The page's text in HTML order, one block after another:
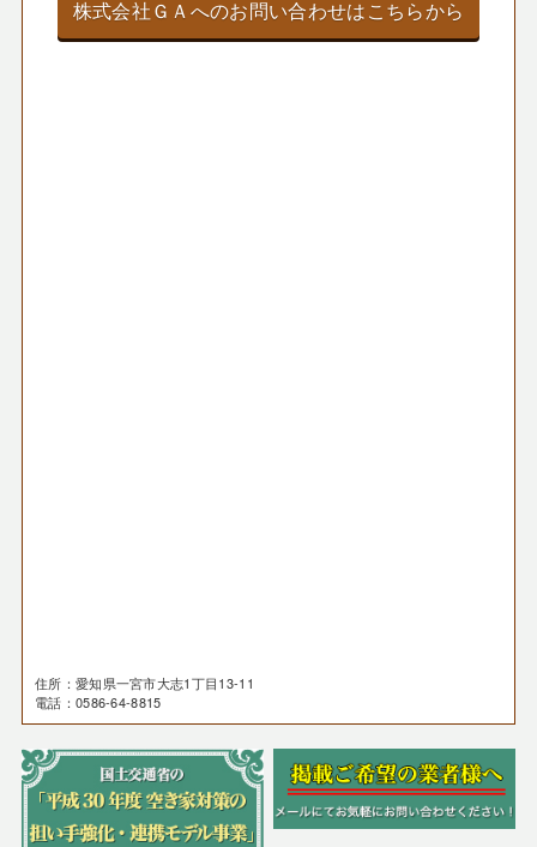
株式会社ＧＡへのお問い合わせはこちらから
住所：愛知県一宮市大志1丁目13-11
電話：0586-64-8815